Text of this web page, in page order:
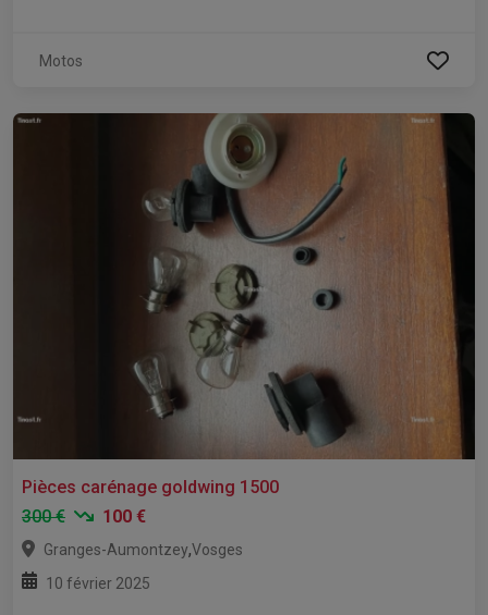
Motos
Pièces carénage goldwing 1500
300 €
100 €
Granges-Aumontzey,Vosges
10 février 2025